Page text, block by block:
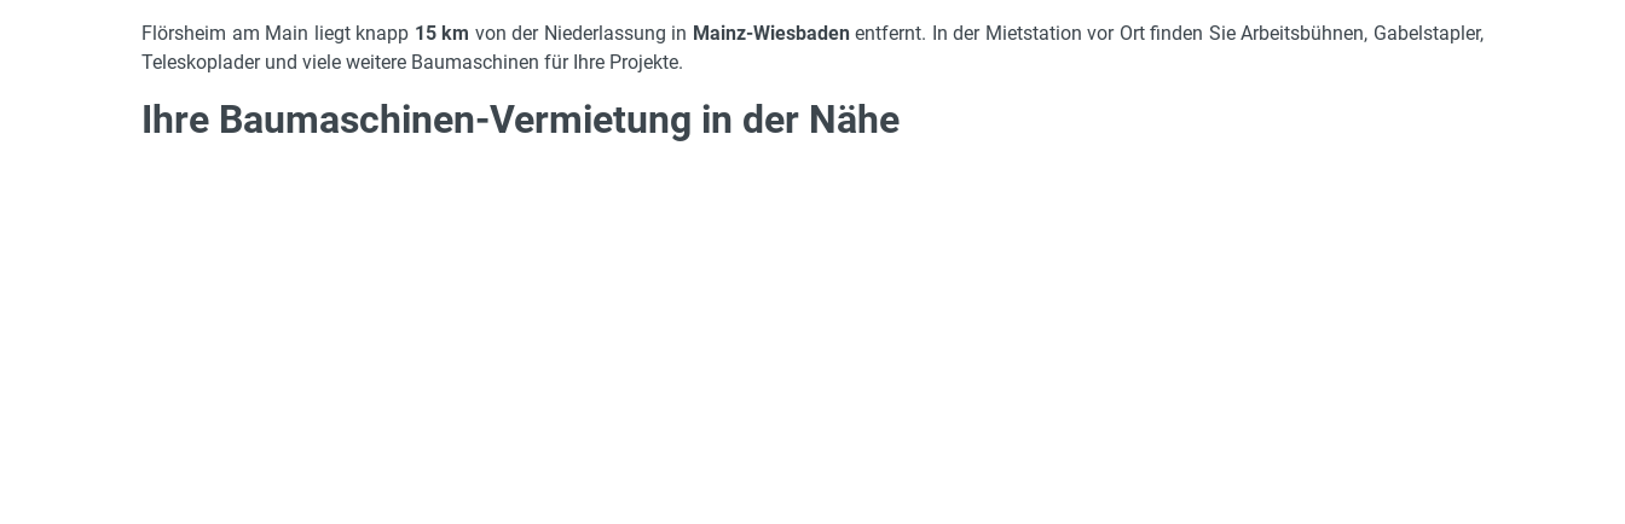
Flörsheim am Main liegt knapp 15 km von der Niederlassung in Mainz-Wiesbadenentfernt. In der Mietstation vor Ort finden Sie Arbeitsbühnen, Gabelstapler,
Teleskoplader und viele weitere Baumaschinen für Ihre Projekte.
Ihre Baumaschinen-Vermietung in der Nähe